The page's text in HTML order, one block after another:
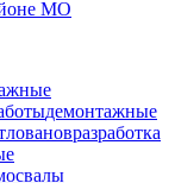
МО
демонтажные
разработка